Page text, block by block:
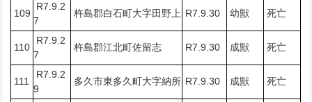
109
R7.9.2
7
杵島郡白石町大字田野上 R7.9.30 幼獣 死亡
110
R7.9.2
7
杵島郡江北町佐留志 R7.9.30 成獣 死亡
111
R7.9.2
9
多久市東多久町大字納所 R7.9.30 成獣 死亡